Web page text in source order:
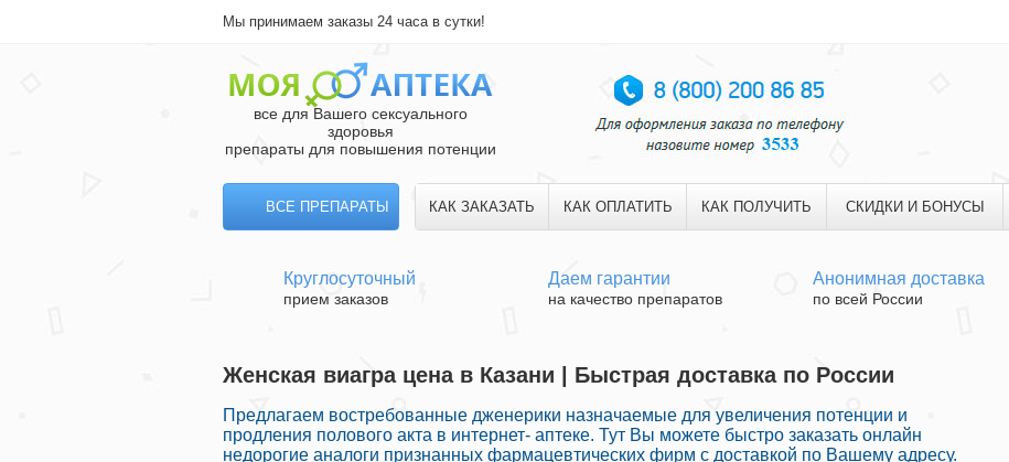
Мы принимаем заказы 24 часа в сутки!
все для Вашего сексуального
здоровья
препараты для повышения потенции
ВСЕ ПРЕПАРАТЫ КАК ЗАКАЗАТЬ КАК ОПЛАТИТЬ КАК ПОЛУЧИТЬ СКИДКИ И БОНУСЫ
Круглосуточный
прием заказов
Даем гарантии
на качество препаратов
Анонимная доставка
по всей России
Женская виагра цена в Казани | Быстрая доставка по России
Предлагаем востребованные дженерики назначаемые для увеличения потенции и
продления полового акта в интернет- аптеке. Тут Вы можете быстро заказать онлайн
недорогие аналоги признанных фармацевтических фирм с доставкой по Вашему адресу.